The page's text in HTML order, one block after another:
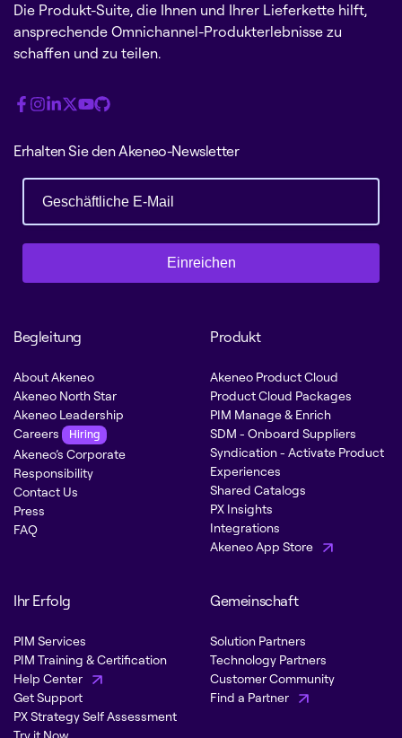
Die Produkt-Suite, die Ihnen und Ihrer Lieferkette hilft,
ansprechende Omnichannel-Produkterlebnisse zu
schaffen und zu teilen.
Erhalten Sie den Akeneo-Newsletter
Einreichen
Begleitung
About Akeneo
Akeneo North Star
Akeneo Leadership
Careers
Hiring
Akeneo’s Corporate
Responsibility
Contact Us
Press
FAQ
Produkt
Akeneo Product Cloud
Product Cloud Packages
PIM Manage & Enrich
SDM - Onboard Suppliers
Syndication - Activate Product
Experiences
Shared Catalogs
PX Insights
Integrations
Akeneo App Store
Ihr Erfolg
PIM Services
PIM Training & Certification
Help Center
Get Support
PX Strategy Self Assessment
Gemeinschaft
Solution Partners
Technology Partners
Customer Community
Find a Partner